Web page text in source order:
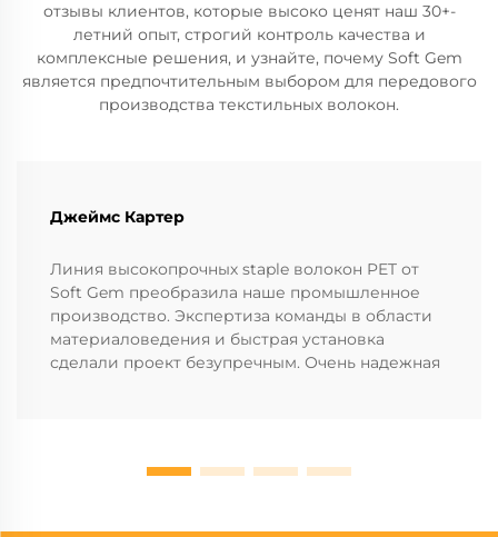
отзывы клиентов, которые высоко ценят наш 30+-
летний опыт, строгий контроль качества и
комплексные решения, и узнайте, почему Soft Gem
является предпочтительным выбором для передового
производства текстильных волокон.
Джеймс Картер
Линия высокопрочных staple волокон PET от
Soft Gem преобразила наше промышленное
производство. Экспертиза команды в области
материаловедения и быстрая установка
сделали проект безупречным. Очень надежная